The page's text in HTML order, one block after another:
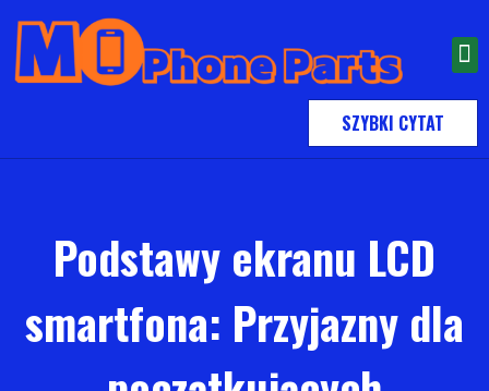
SZYBKI CYTAT
Podstawy ekranu LCD
smartfona: Przyjazny dla